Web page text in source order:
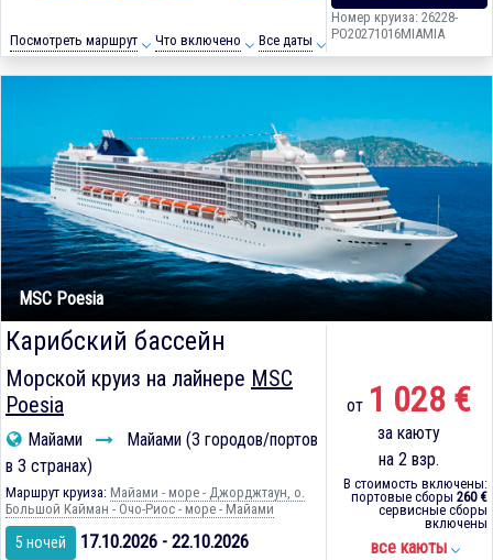
Посмотреть маршрут Что включено Все даты
Номер круиза: 26228-
PO20271016MIAMIA
MSC Poesia
Карибский бассейн
Морской круиз на лайнере MSC
Poesia
Майами
Майами (3 городов/портов
в 3 странах)
Маршрут круиза: Майами - море - Джорджтаун, о.
Большой Кайман - Очо-Риос - море - Майами
5 ночей 17.10.2026 - 22.10.2026
от 1 028 €
за каюту
на 2 взр.
В стоимость включены:
портовые сборы 260 €
сервисные сборы
включены
все каюты